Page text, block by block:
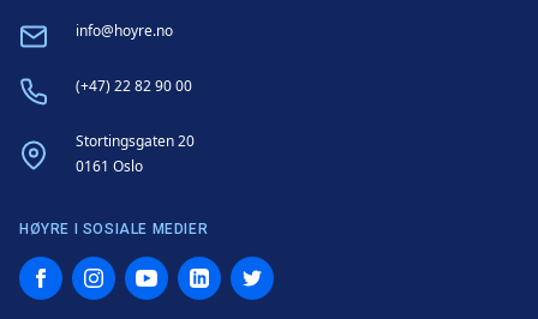
Email info@hoyre.no
Phone(+47) 22 82 90 00
AddressStortingsgaten 20
0161 Oslo
HØYRE I SOSIALE MEDIER
FacebookInstagramYouTubeLinkedInTwitter